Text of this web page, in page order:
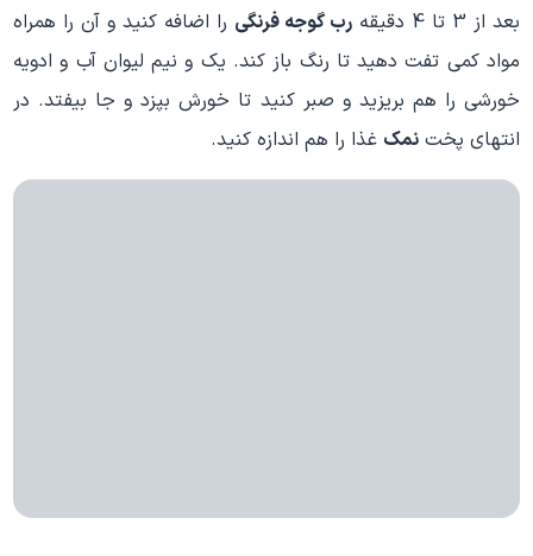
بعد از 3 تا 4 دقیقه
رب گوجه فرنگی را اضافه کنید و آن را همراه
مواد کمی تفت دهید تا رنگ باز کند. یک و نیم لیوان آب و ادویه
خورشی را هم بریزید و صبر کنید تا خورش بپزد و جا بیفتد. در
انتهای پختنمک غذا را هم اندازه کنید.